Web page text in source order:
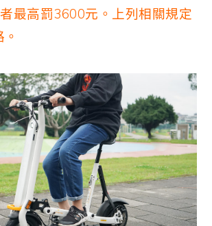
最高罰3600元。上列相關規定